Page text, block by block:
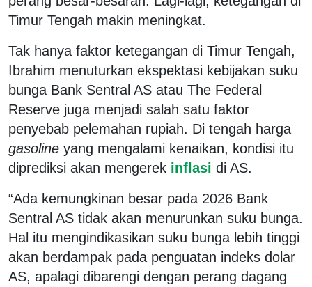
Timur Tengah makin meningkat.
Tak hanya faktor ketegangan di Timur Tengah,
Ibrahim menuturkan ekspektasi kebijakan suku
bunga Bank Sentral AS atau The Federal
Reserve juga menjadi salah satu faktor
penyebab pelemahan rupiah. Di tengah harga
gasoline yang mengalami kenaikan, kondisi itu
diprediksi akan mengerek inflasi di AS.
“Ada kemungkinan besar pada 2026 Bank
Sentral AS tidak akan menurunkan suku bunga.
Hal itu mengindikasikan suku bunga lebih tinggi
akan berdampak pada penguatan indeks dolar
AS, apalagi dibarengi dengan perang dagang